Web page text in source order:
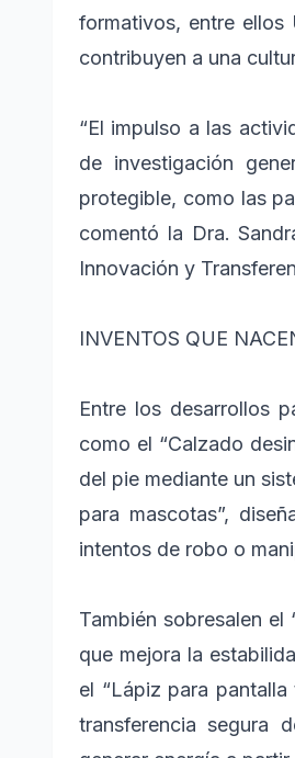
formativos, entre ellos
contribuyen a una
“El impulso a las
de investigación
protegible, como las
comentó la Dra.
Innovación y
INVENTOS QUE
Entre los desarrollos
como el “Calzado
del pie mediante un
para mascotas”,
intentos de robo o
También sobresalen el
que mejora la
el “Lápiz para
transferencia segura